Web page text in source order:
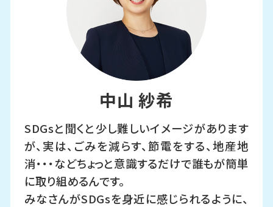
中山 紗希
SDGsと聞くと少し難しいイメージがあります
が、実は、ごみを減らす、節電をする、地産地
消・・・などちょっと意識するだけで誰もが簡単
に取り組めるんです。
みなさんがSDGsを身近に感じられるように、